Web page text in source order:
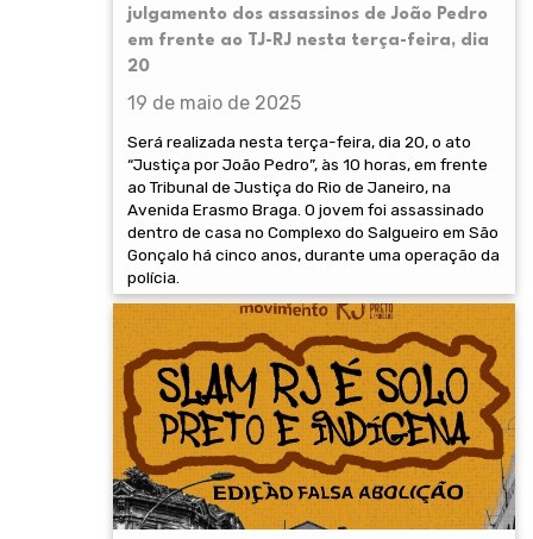
julgamento dos assassinos de João Pedro
em frente ao TJ-RJ nesta terça-feira, dia
20
19 de maio de 2025
Será realizada nesta terça-feira, dia 20, o ato
“Justiça por João Pedro”, às 10 horas, em frente
ao Tribunal de Justiça do Rio de Janeiro, na
Avenida Erasmo Braga. O jovem foi assassinado
dentro de casa no Complexo do Salgueiro em São
Gonçalo há cinco anos, durante uma operação da
polícia.